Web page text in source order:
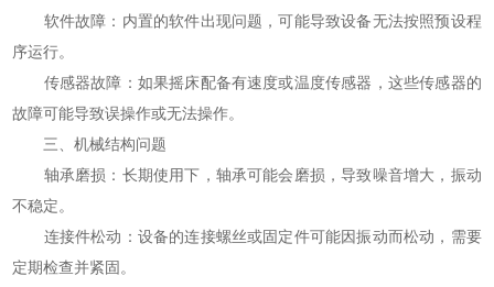
软件故障：内置的软件出现问题，可能导致设备无法按照预设程
序运行。
传感器故障：如果摇床配备有速度或温度传感器，这些传感器的
故障可能导致误操作或无法操作。
三、机械结构问题
轴承磨损：长期使用下，轴承可能会磨损，导致噪音增大，振动
不稳定。
连接件松动：设备的连接螺丝或固定件可能因振动而松动，需要
定期检查并紧固。